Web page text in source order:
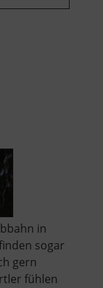
in
sogar
gern
fühlen